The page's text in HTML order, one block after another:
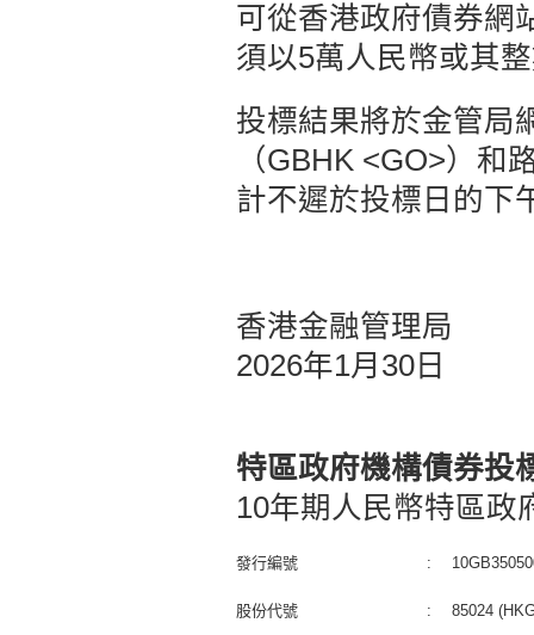
可從香港政府債券網
須以5萬人民幣或其
投標結果將於金管局
（GBHK <GO>）和
計不遲於投標日的下
香港金融管理局
2026年1月30日
特區政府機構債券投
10年期人民幣特區政
發行編號 :
股份代號 : 85024